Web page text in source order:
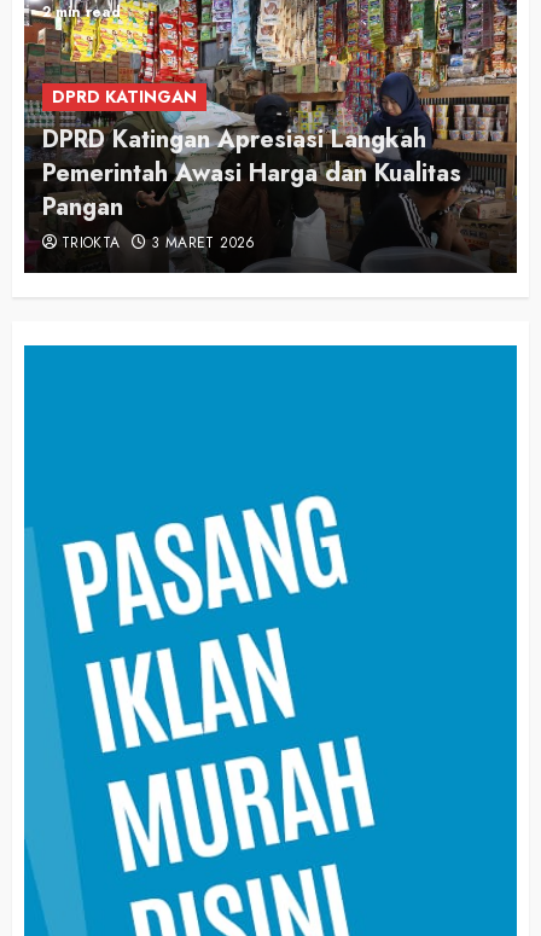
2 min read
DPRD KATINGAN
DPRD Katingan Apresiasi Langkah
Pemerintah Awasi Harga dan Kualitas
Pangan
TRIOKTA 3 MARET 2026